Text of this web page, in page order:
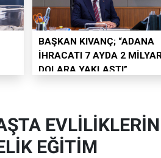
BAŞKAN KIVANÇ; “ADANA
İHRACATI 7 AYDA 2
DOLARA YAKLAŞTI”
EĞİTİM